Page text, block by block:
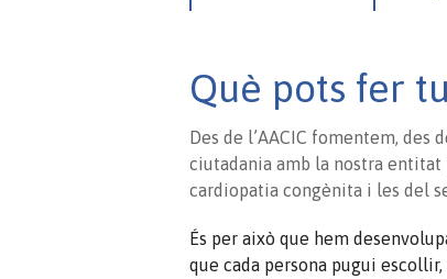
Què pots fer
Des de l’AACIC fomentem,
ciutadania amb la nostra entitat
cardiopatia congènita i les del
És per això que hem
que cada persona pugui